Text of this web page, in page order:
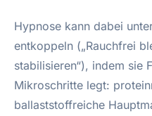
Hypnose kann dabei
entkoppeln („Rauchfrei
stabilisieren“), indem sie
Mikroschritte legt:
ballaststoffreiche